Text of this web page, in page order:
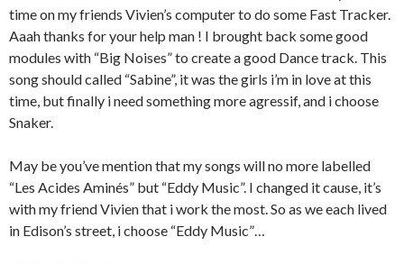
time on my friends Vivien’s computer to do some Fast Tracker.
Aaah thanks for your help man ! I brought back some good
modules with “Big Noises” to create a good Dance track. This
song should called “Sabine”, it was the girls i’m in love at this
time, but finally i need something more agressif, and i choose
Snaker.
May be you’ve mention that my songs will no more labelled
“Les Acides Aminés” but “Eddy Music”. I changed it cause, it’s
with my friend Vivien that i work the most. So as we each lived
in Edison’s street, i choose “Eddy Music”…